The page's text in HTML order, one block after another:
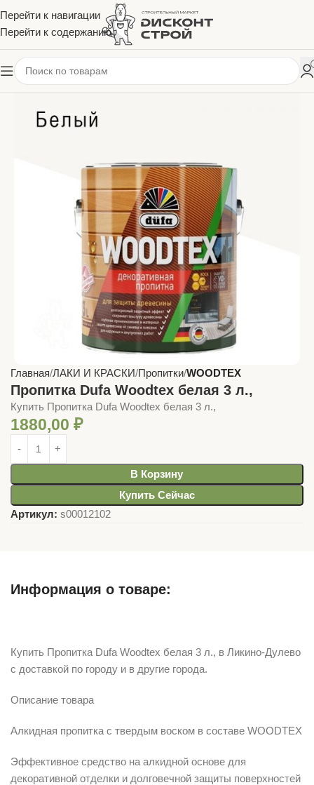
Перейти к навигации
Перейти к содержанию
Главная ЛАКИ И КРАСКИ Пропитки WOODTEX
Пропитка Dufa Woodtex белая 3 л.,
Купить Пропитка Dufa Woodtex белая 3 л.,
1880,00 ₽
В Корзину
Купить Сейчас
Артикул: s00012102
Информация о товаре:
Купить Пропитка Dufa Woodtex белая 3 л., в Ликино-Дулево
с доставкой по городу и в другие города.
Описание товара
Алкидная пропитка с твердым воском в составе WOODTEX
Эффективное средство на алкидной основе для
декоративной отделки и долговечной защиты поверхностей